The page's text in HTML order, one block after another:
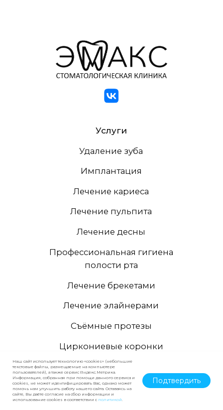
Наш сайт использует технологию «cookies» (небольшие
текстовые файлы, размещаемые на компьютере
пользователей), а также сервис Яндекс.Метрика.
Информация, собранная при помощи данного сервиса и
cookies, не может идентифицировать Вас, однако может
помочь нам улучшить работу нашего сайта. Оставаясь на
сайте, Вы даёте согласие на сбор информации и
использование cookies в соответствии с политикой.
Подтвердить